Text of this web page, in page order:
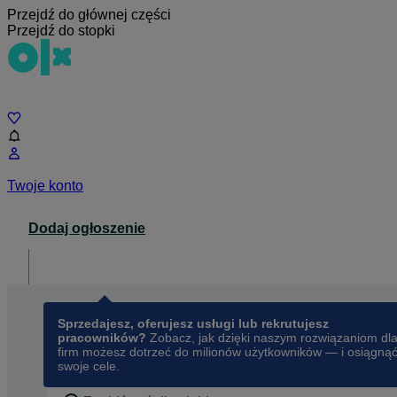
Przejdź do głównej części
Przejdź do stopki
Twoje konto
Dodaj ogłoszenie
Sprzedajesz, oferujesz usługi lub rekrutujesz
pracowników? Zobacz, jak dzięki naszym rozwiązaniom dla
firm możesz dotrzeć do milionów użytkowników — i osiągnąć
swoje cele.